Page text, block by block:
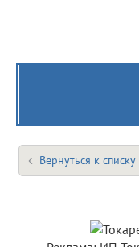
Вернуться к